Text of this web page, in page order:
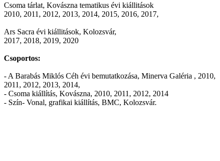
Csoma tárlat, Kovászna tematikus évi kiállitások
2010, 2011, 2012, 2013, 2014, 2015, 2016, 2017,
Ars Sacra évi kiállitások, Kolozsvár,
2017, 2018, 2019, 2020
Csoportos:
- A Barabás Miklós Céh évi bemutatkozása, Minerva Galéria , 2010,
2011, 2012, 2013, 2014,
- Csoma kiállítás, Kovászna, 2010, 2011, 2012, 2014
- Szín- Vonal, grafikai kiállítás, BMC, Kolozsvár.